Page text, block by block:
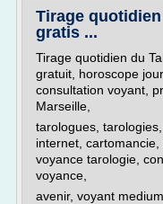
Tirage
gratis ...
Tirage quotidien du
gratuit, horoscope
consultation voyant,
Marseille,
tarologues,
internet,
voyance tarologie,
voyance,
avenir, voyant